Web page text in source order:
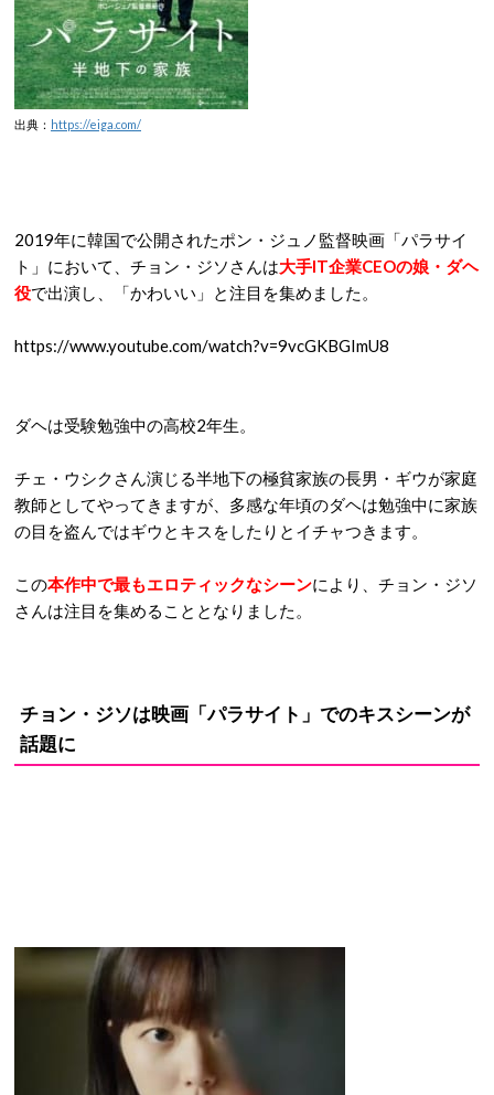
出典： https://eiga.com/
2019年に韓国で公開されたポン・ジュノ監督映画「パラサイ
ト」において、チョン・ジソさんは大手IT企業CEOの娘・ダヘ
役で出演し、「かわいい」と注目を集めました。
https://www.youtube.com/watch?v=9vcGKBGImU8
ダヘは受験勉強中の高校2年生。
チェ・ウシクさん演じる半地下の極貧家族の長男・ギウが家庭
教師としてやってきますが、多感な年頃のダヘは勉強中に家族
の目を盗んではギウとキスをしたりとイチャつきます。
この本作中で最もエロティックなシーンにより、チョン・ジソ
さんは注目を集めることとなりました。
チョン・ジソは映画「パラサイト」でのキスシーンが
話題に